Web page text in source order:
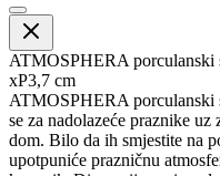
ATMOSPHERA porculanski
xP3,7 cm
ATMOSPHERA porculanski
se za nadolazeće praznike
dom. Bilo da ih smjestite na
upotpuniće prazničnu